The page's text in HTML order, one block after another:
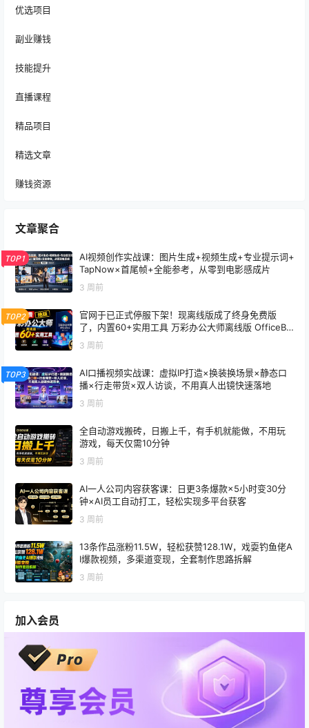
优选项目
副业赚钱
技能提升
直播课程
精品项目
精选文章
赚钱资源
文章聚合
TOP1
AI视频创作实战课：图片生成+视频生成+专业提示词+
TapNow×首尾帧+全能参考，从零到电影感成片
3 周前
TOP2
官网于已正式停服下架！现离线版成了终身免费版
了，内置60+实用工具 万彩办公大师离线版 OfficeBo
3 周前
TOP3
AI口播视频实战课：虚拟IP打造×换装换场景×静态口
播×行走带货×双人访谈，不用真人出镜快速落地
3 周前
全自动游戏搬砖，日搬上千，有手机就能做，不用玩
游戏，每天仅需10分钟
3 周前
AI一人公司内容获客课：日更3条爆款×5小时变30分
钟×AI员工自动打工，轻松实现多平台获客
3 周前
13条作品涨粉11.5W，轻松获赞128.1W，戏耍钓鱼佬A
I爆款视频，多渠道变现，全套制作思路拆解
3 周前
加入会员